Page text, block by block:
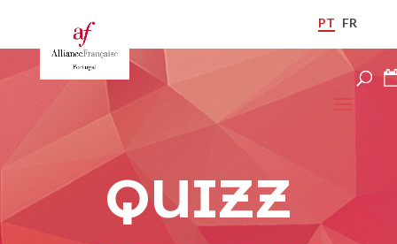
PT FR
QUIZZ